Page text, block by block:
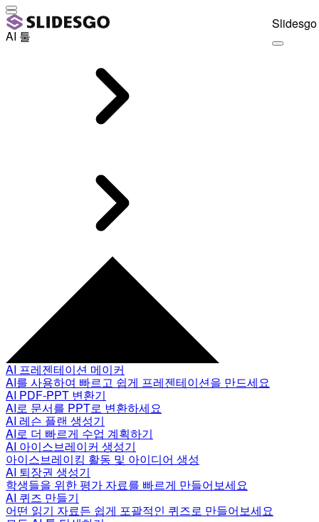
AI 툴
AI 프레젠테이션 메이커
AI를 사용하여 빠르고 쉽게 프레젠테이션을 만드세요
AI PDF-PPT 변환기
AI로 문서를 PPT로 변환하세요
AI 레슨 플랜 생성기
AI로 더 빠르게 수업 계획하기
AI 아이스브레이커 생성기
아이스브레이킹 활동 및 아이디어 생성
AI 퇴장권 생성기
학생들을 위한 평가 자료를 빠르게 만들어보세요
AI 퀴즈 만들기
어떤 읽기 자료든 쉽게 포괄적인 퀴즈로 만들어보세요